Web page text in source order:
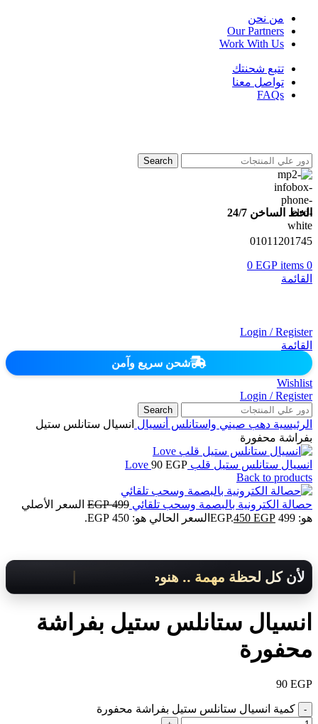
من نحن
Our Partners
Work With Us
تتبع شحنتك
تواصل معنا
FAQs
Search
الخط الساخن 24/7
01011201745
0
items
0 EGP
القائمة
Login / Register
القائمة
شحن سريع وآمن
Wishlist
Login / Register
Search
الرئيسية دهب صيني واستانلس أنسيال انسيال ستانلس ستيل
بفراشة محفورة
انسيال ستانلس ستيل قلب Love 90 EGP
Back to products
حصالة الكترونية بالبصمة وسحب تلقائي 499
EGP السعر الأصلي
هو: 499 EGP.
450 EGP السعر الحالي هو: 450 EGP.
لأن كل لحظة مهمة .. هنوصلك بسرعة!
انسيال ستانلس ستيل بفراشة
محفورة
90 EGP
كمية انسيال ستانلس ستيل بفراشة محفورة